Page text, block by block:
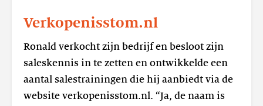
Verkopenisstom.nl
Ronald verkocht zijn bedrijf en besloot zijn
saleskennis in te zetten en ontwikkelde een
aantal salestrainingen die hij aanbiedt via de
website verkopenisstom.nl. “Ja, de naam is
meer
Verkopenisstom.nl